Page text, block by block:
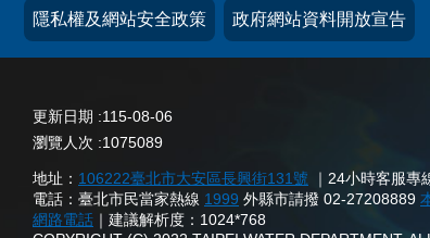
隱私權及網站安全政策 政府網站資料開放宣告
更新日期
115-08-06
瀏覽人次
1075089
地址： 106222臺北市大安區長興街131號 ｜24小時客服
電話：臺北市民當家熱線 1999 外縣市請撥 02-27208889
網路電話 ｜建議解析度：1024*768